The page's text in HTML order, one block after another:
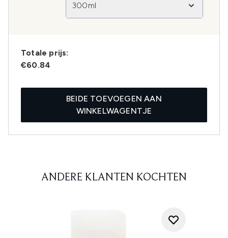
300ml
Totale prijs:
€60.84
BEIDE TOEVOEGEN AAN
WINKELWAGENTJE
ANDERE KLANTEN KOCHTEN